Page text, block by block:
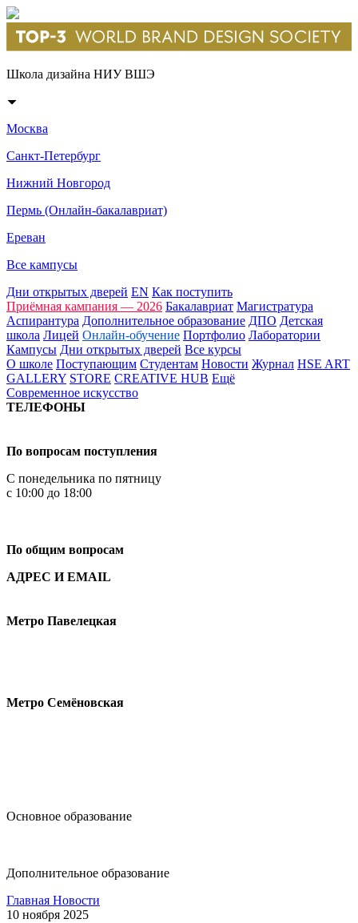
Школа дизайна НИУ ВШЭ
Москва
Санкт-Петербург
Нижний Новгород
Пермь (Онлайн-бакалавриат)
Ереван
Все кампусы
Дни открытых дверей EN Как поступить
Приёмная кампания — 2026 Бакалавриат Магистратура
Аспирантура Дополнительное образование ДПО Детская
школа Лицей Онлайн-обучение Портфолио Лаборатории
Кампусы Дни открытых дверей Все курсы
О школе Поступающим Студентам Новости Журнал HSE ART
GALLERY STORE CREATIVE HUB Ещё
Современное искусство
ТЕЛЕФОНЫ
По вопросам поступления
С понедельника по пятницу
с 10:00 до 18:00
По общим вопросам
АДРЕС И EMAIL
Метро Павелецкая
Метро Семёновская
Основное образование
Дополнительное образование
Главная Новости
10 ноября 2025